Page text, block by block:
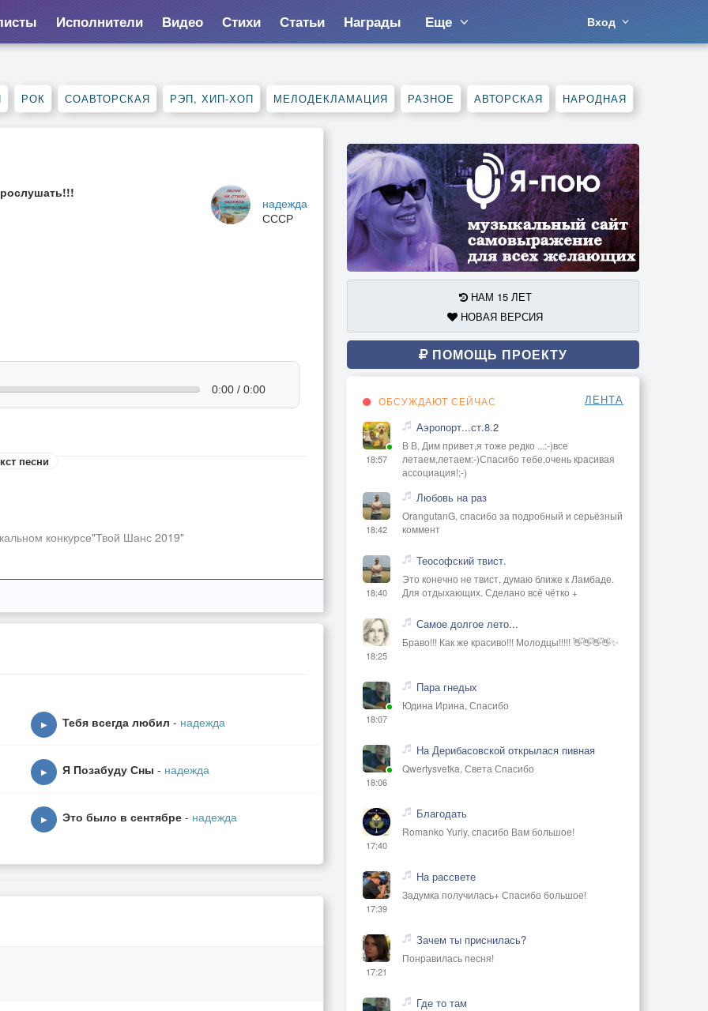
Исполнители Видео Стихи Статьи Награды Еще Вход
РОК СОАВТОРСКАЯ РЭП, ХИП-ХОП МЕЛОДЕКЛАМАЦИЯ РАЗНОЕ АВТОРСКАЯ НАРОДНАЯ
надежда
СССР
0:00 / 0:00
песни
конкурсе"Твой Шанс 2019"
▶ Тебя всегда любил - надежда
▶ Я Позабуду Сны - надежда
▶ Это было в сентябре - надежда
НАМ 15 ЛЕТ
НОВАЯ ВЕРСИЯ
ПОМОЩЬ ПРОЕКТУ
ОБСУЖДАЮТ СЕЙЧАС ЛЕНТА
18:57
Аэропорт...ст.8.2
В В, Дим привет,я тоже редко ...:-)все
летаем,летаем:-)Спасибо тебе,очень красивая
ассоциация!;-)
18:42
Любовь на раз
OrangutanG, спасибо за подробный и серьёзный
коммент
18:40
Теософский твист.
Это конечно не твист, думаю ближе к Ламбаде.
Для отдыхающих. Сделано всё чётко +
18:25
Самое долгое лето...
Браво!!! Как же красиво!!! Молодцы!!!!! 👋👋👋👋✨
18:07
Пара гнедых
Юдина Ирина, Спасибо
18:06
На Дерибасовской открылася пивная
Qwertysvetka, Света Спасибо
17:40
Благодать
Romanko Yuriy, спасибо Вам большое!
17:39
На рассвете
Задумка получилась+ Спасибо большое!
17:21
Зачем ты приснилась?
Понравилась песня!
Где то там